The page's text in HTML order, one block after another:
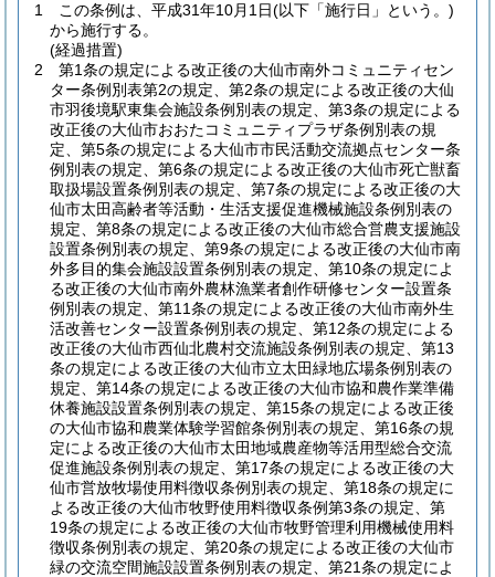
1
この条例は、平成31年10月1日(以下「施行日」という。)
から施行する。
(経過措置)
2
第1条の規定による改正後の大仙市南外コミュニティセン
ター条例別表第2の規定、第2条の規定による改正後の大仙
市羽後境駅東集会施設条例別表の規定、第3条の規定による
改正後の大仙市おおたコミュニティプラザ条例別表の規
定、第5条の規定による大仙市市民活動交流拠点センター条
例別表の規定、第6条の規定による改正後の大仙市死亡獣畜
取扱場設置条例別表の規定、第7条の規定による改正後の大
仙市太田高齢者等活動・生活支援促進機械施設条例別表の
規定、第8条の規定による改正後の大仙市総合営農支援施設
設置条例別表の規定、第9条の規定による改正後の大仙市南
外多目的集会施設設置条例別表の規定、第10条の規定によ
る改正後の大仙市南外農林漁業者創作研修センター設置条
例別表の規定、第11条の規定による改正後の大仙市南外生
活改善センター設置条例別表の規定、第12条の規定による
改正後の大仙市西仙北農村交流施設条例別表の規定、第13
条の規定による改正後の大仙市立太田緑地広場条例別表の
規定、第14条の規定による改正後の大仙市協和農作業準備
休養施設設置条例別表の規定、第15条の規定による改正後
の大仙市協和農業体験学習館条例別表の規定、第16条の規
定による改正後の大仙市太田地域農産物等活用型総合交流
促進施設条例別表の規定、第17条の規定による改正後の大
仙市営放牧場使用料徴収条例別表の規定、第18条の規定に
よる改正後の大仙市牧野使用料徴収条例第3条の規定、第
19条の規定による改正後の大仙市牧野管理利用機械使用料
徴収条例別表の規定、第20条の規定による改正後の大仙市
緑の交流空間施設設置条例別表の規定、第21条の規定によ